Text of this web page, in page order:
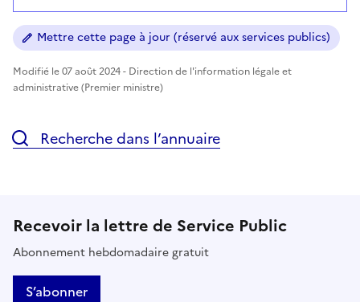
Mettre cette page à jour (réservé aux services publics)
Modifié le 07 août 2024 - Direction de l'information légale et
administrative (Premier ministre)
Recherche dans l’annuaire
Recevoir la lettre de Service Public
Abonnement hebdomadaire gratuit
S’abonner